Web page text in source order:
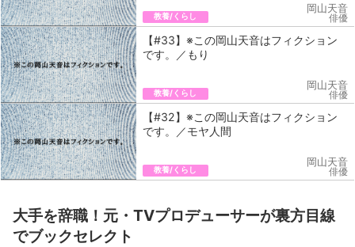
教養/くらし
岡山天音
俳優
【#33】※この岡山天音はフィクション
です。／もり
教養/くらし
岡山天音
俳優
【#32】※この岡山天音はフィクション
です。／モヤ人間
教養/くらし
岡山天音
俳優
大手を辞職！元・TVプロデューサーが裏方目線
でブックセレクト